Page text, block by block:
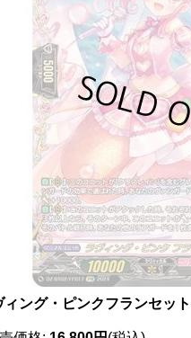
ィング・ピンクフランセッ